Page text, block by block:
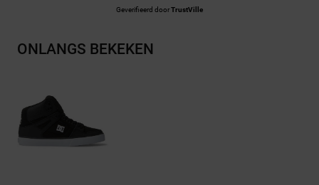
Geverifieerd doorTrustVille
ONLANGS BEKEKEN